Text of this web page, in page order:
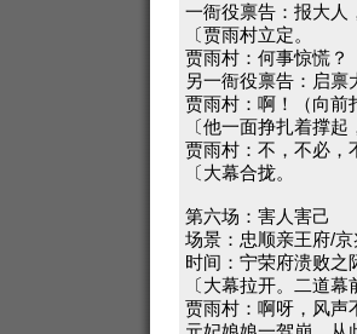
一衙役禀告：报大人
〔贾雨村立定。
贾雨村：何事惊慌？
另一衙役禀告：启禀
贾雨村：啊！（向前
〔他一面挣扎着撑起
贾雨村：不，不必，
〔大幕合拢。
第六场：害人害己
场景：忠顺亲王府/
时间：宁荣府溃败之
〔大幕拉开。二道
贾雨村：啊呀，风声